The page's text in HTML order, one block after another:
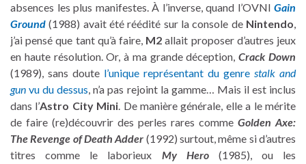
absences les plus manifestes. À l’inverse, quand l’OVNI Gain
Ground (1988) avait été réédité sur la console de Nintendo,
j’ai pensé que tant qu’à faire, M2 allait proposer d’autres jeux
en haute résolution. Or, à ma grande déception,Crack Down
(1989), sans doute l’unique représentant du genre stalk and
gun vu du dessus, n’a pas rejoint la gamme… Mais il est inclus
dans l’Astro City Mini. De manière générale, elle a le mérite
de faire (re)découvrir des perles rares comme Golden Axe:
The Revenge of Death Adder (1992) surtout, même si d’autres
titres comme le laborieux My Hero(1985), ou les